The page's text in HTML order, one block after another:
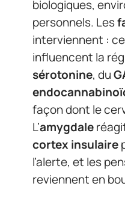
biologiques,
personnels. Les
interviennent :
influencent la
sérotonine, du
façon dont le
L’amygdale
cortex insulaire
l’alerte, et les
reviennent en